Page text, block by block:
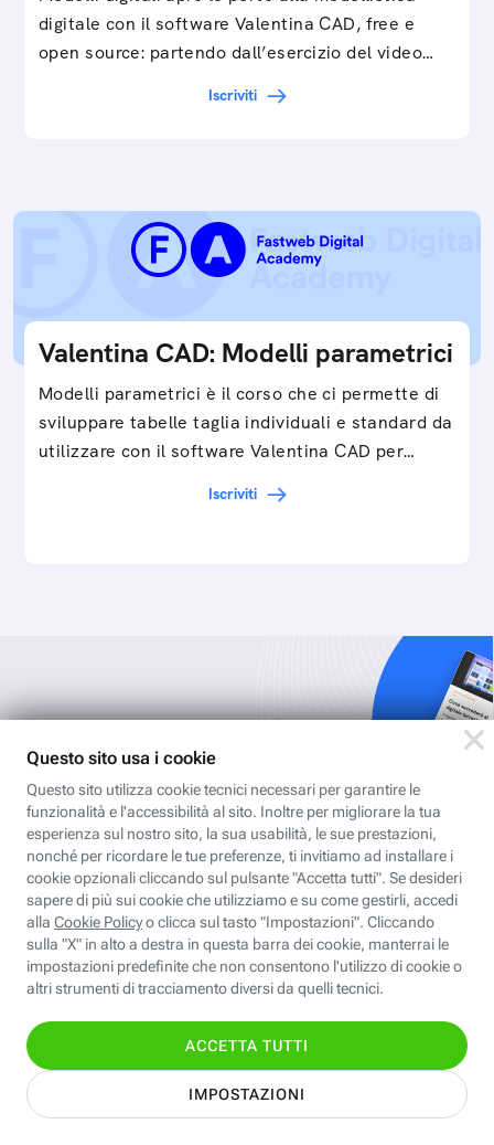
digitale con il software Valentina CAD, free e
open source: partendo dall’esercizio del video…
Iscriviti
Valentina CAD: Modelli parametrici
Modelli parametrici è il corso che ci permette di
sviluppare tabelle taglia individuali e standard da
utilizzare con il software Valentina CAD per…
Iscriviti
Iscriviti
all'area
personale
Per ricevere Newsletter, scaricare eBook,
creare playlist vocali e accedere ai corsi
della Fastweb Digital Academy a te
dedicati.
Leggi l'informativa